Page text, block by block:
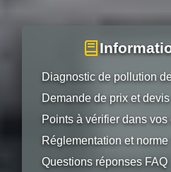
Diagnostic de pollution
Demande de prix et
Points à vérifier dans vos
Réglementation et
Questions réponses FAQ